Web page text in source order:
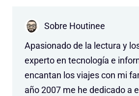
Sobre Houtinee
Apasionado de la lectura y
experto en tecnología e
encantan los viajes con mi
año 2007 me he dedicado a